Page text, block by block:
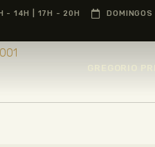
- 14H | 17H - 20H